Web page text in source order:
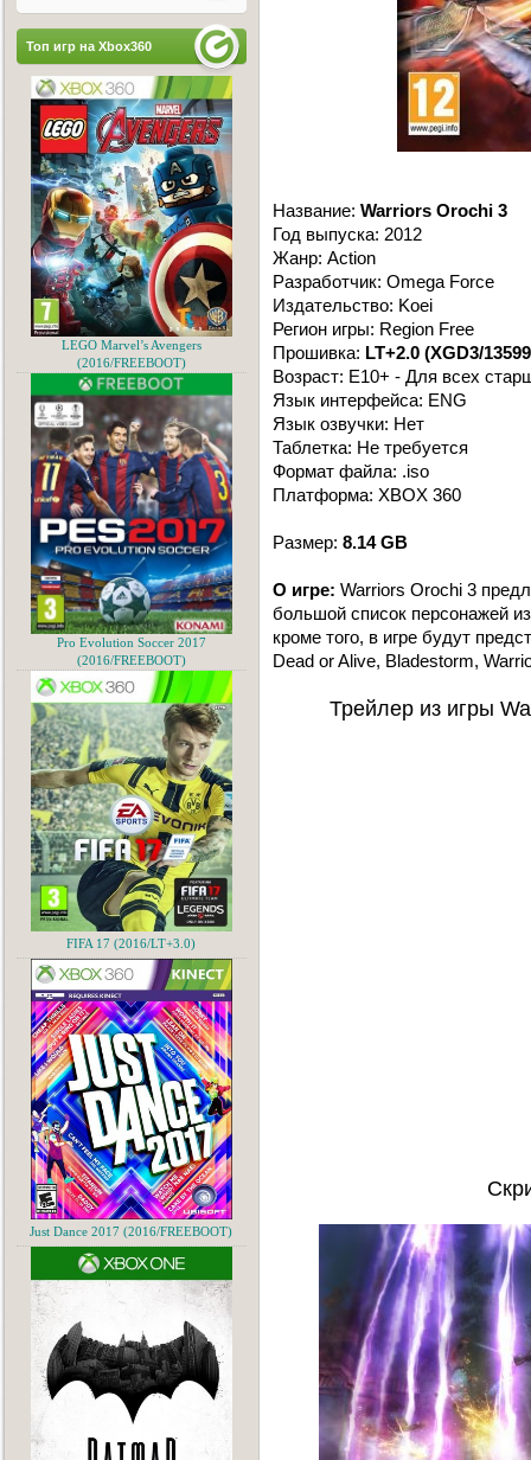
Название: Warriors Orochi 3
Год выпуска: 2012
Жанр: Action
Разработчик: Omega Force
Издательство: Koei
Регион игры: Region Free
Прошивка: LT+2.0 (XGD3/
Возраст: E10+ - Для всех
Язык интерфейса: ENG
Язык озвучки: Нет
Таблетка: Не требуется
Формат файла: .iso
Платформа: XBOX 360
Размер: 8.14 GB
О игре: Warriors Orochi 3
большой список персонажей
кроме того, в игре будут
Dead or Alive, Bladestorm,
Трейлер из игры
Топ игр на Xbox360
LEGO Marvel’s Avengers
(2016/FREEBOOT)
Pro Evolution Soccer 2017
(2016/FREEBOOT)
FIFA 17 (2016/LT+3.0)
Just Dance 2017 (2016/FREEBOOT)